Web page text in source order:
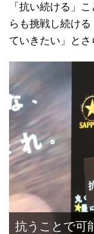
「抗い続ける」
らも挑戦し続け
ていきたい」とさ
抗うことで可